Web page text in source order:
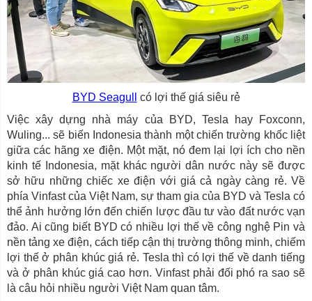
BYD Seagull
có lợi thế giá siêu rẻ
Việc xây dựng nhà máy của BYD, Tesla hay Foxconn,
Wuling... sẽ biến Indonesia thành một chiến trường khốc liệt
giữa các hãng xe điện. Một mặt, nó đem lại lợi ích cho nền
kinh tế Indonesia, mặt khác người dân nước này sẽ được
sở hữu những chiếc xe điện với giá cả ngày càng rẻ. Về
phía Vinfast của Việt Nam, sự tham gia của BYD và Tesla có
thể ảnh hưởng lớn đến chiến lược đầu tư vào đất nước vạn
đảo. Ai cũng biết BYD có nhiều lợi thế về công nghệ Pin và
nền tảng xe điện, cách tiếp cận thị trường thông minh, chiếm
lợi thế ở phân khúc giá rẻ. Tesla thì có lợi thế về danh tiếng
và ở phân khúc giá cao hơn. Vinfast phải đối phó ra sao sẽ
là câu hỏi nhiều người Việt Nam quan tâm.